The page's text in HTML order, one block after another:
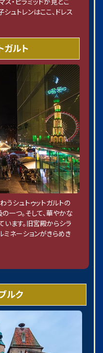
ス・ピラミッドが見どこ
ュトレンはここ、ドレス
ガルト
うシュトゥットガルトの
一つ。そして、華やかな
います。旧宮殿からシラ
ミネーションがきらめき
ルク